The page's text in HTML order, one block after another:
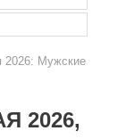
2026: Мужские
2026,